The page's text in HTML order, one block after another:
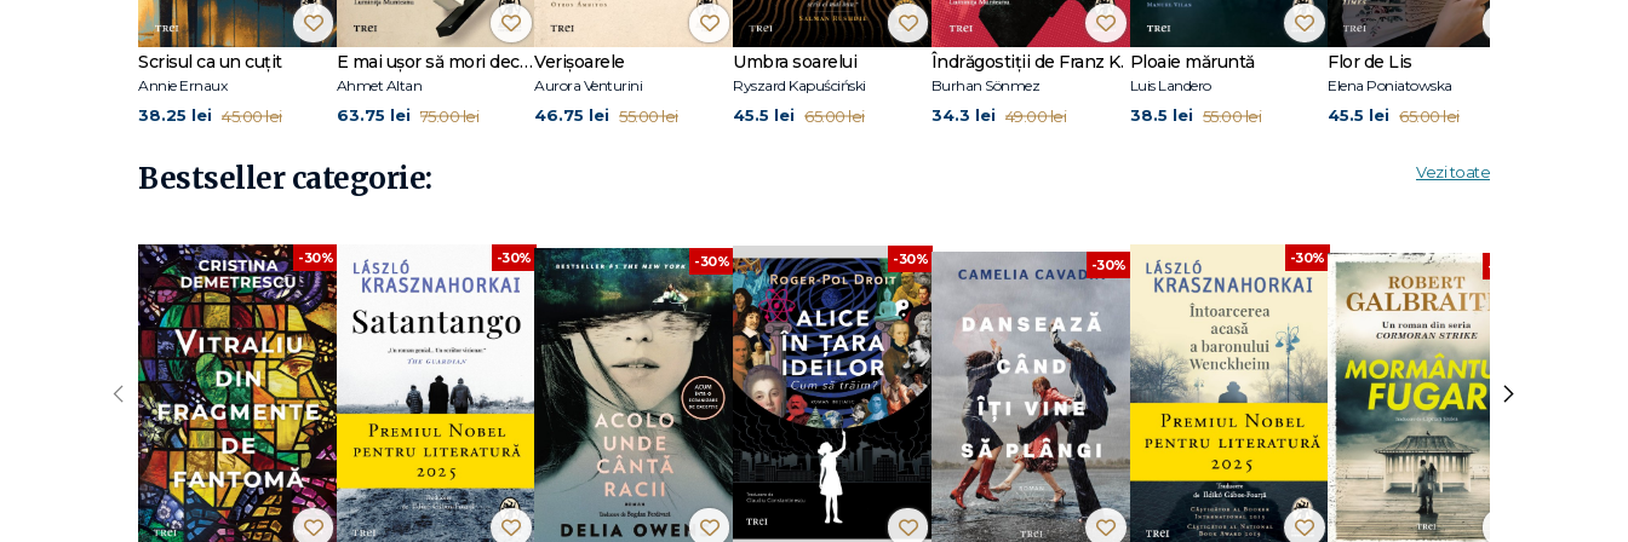
după ce, doi ani mai devreme, primise, alături de Christina Viragh, traducătoarea romanuluiPovestiri paralele, Brücke-Berlin-Preis. În
prezent, Nádas își împarte viața între Gombosszeg și Budapesta.
Scrisul ca un cuțit
Annie Ernaux
38.25 lei 45.00 lei
E mai ușor să mori decât să iubești (seria Cvartetul Otoman, vol.3)
Ahmet Altan
63.75 lei 75.00 lei
Verișoarele
Aurora Venturini
46.75 lei 55.00 lei
Umbra soarelui
Ryszard Kapuściński
45.5 lei 65.00 lei
Îndrăgostiții de Franz K.
Burhan Sönmez
34.3 lei 49.00 lei
Ploaie măruntă
Luis Landero
38.5 lei 55.00 lei
Flor de Lis
Elena Poniatowska
45.5 lei 65.00 lei
Bestseller categorie: Vezi toate
-30% -30% -30% -30% -30% -30%
-30%
‹ ›